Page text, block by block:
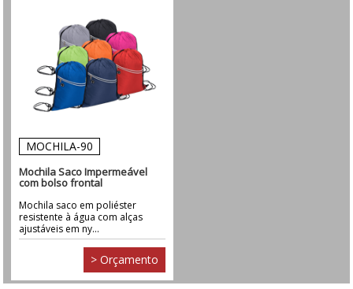
MOCHILA-90
Mochila Saco Impermeável
com bolso frontal
Mochila saco em poliéster
resistente à água com alças
ajustáveis em ny...
> Orçamento